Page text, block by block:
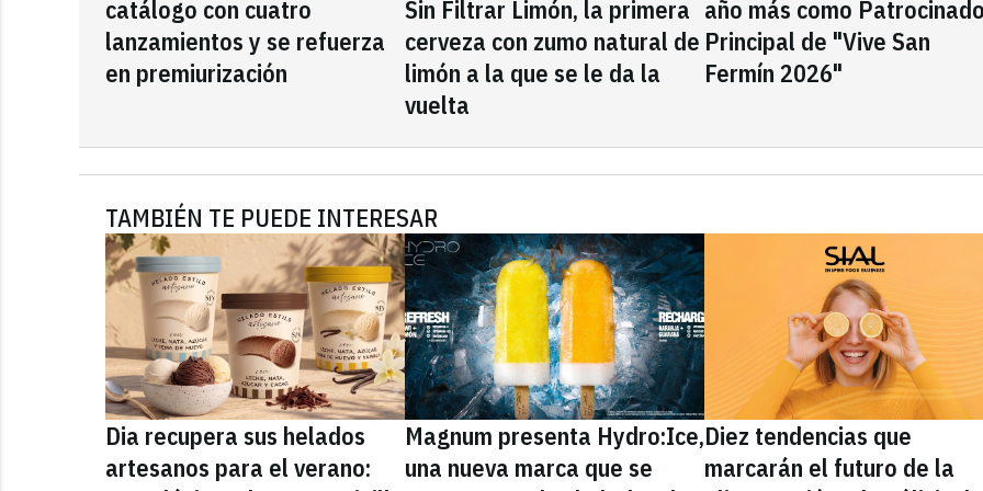
catálogo con cuatro
lanzamientos y se refuerza
en premiurización
Sin Filtrar Limón, la primera
cerveza con zumo natural de
limón a la que se le da la
vuelta
año más como
Principal de "Vive San
Fermín 2026"
TAMBIÉN TE PUEDE INTERESAR
Dia recupera sus helados
artesanos para el verano:
Magnum presenta Hydro:Ice,
una nueva marca que se
Diez tendencias que
marcarán el futuro de la